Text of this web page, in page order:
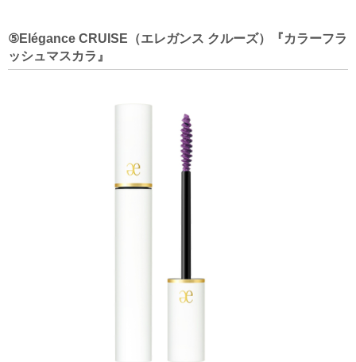
⑤Elégance CRUISE（エレガンス クルーズ）『カラーフラ
ッシュマスカラ』